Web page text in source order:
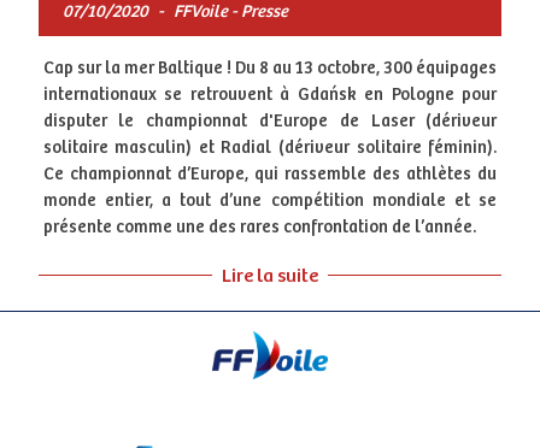
07/10/2020 - FFVoile - Presse
Cap sur la mer Baltique ! Du 8 au 13 octobre, 300 équipages
internationaux se retrouvent à Gdańsk en Pologne pour
disputer le championnat d'Europe de Laser (dériveur
solitaire masculin) et Radial (dériveur solitaire féminin).
Ce championnat d’Europe, qui rassemble des athlètes du
monde entier, a tout d’une compétition mondiale et se
présente comme une des rares confrontation de l’année.
Lire la suite